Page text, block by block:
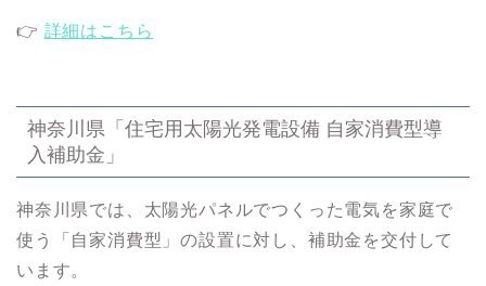
👉 詳細はこちら
神奈川県「住宅用太陽光発電設備 自家消費型導
入補助金」
神奈川県では、太陽光パネルでつくった電気を家庭で
使う「自家消費型」の設置に対し、補助金を交付して
います。